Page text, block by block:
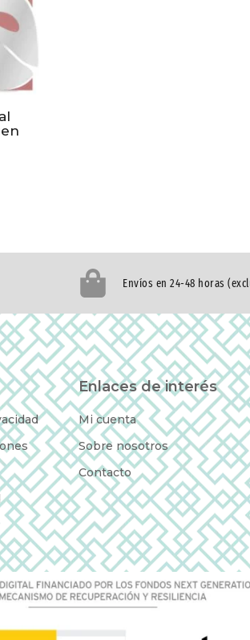
Envíos en 24-48 horas
Enlaces de interés
Mi cuenta
Sobre nosotros
Contacto